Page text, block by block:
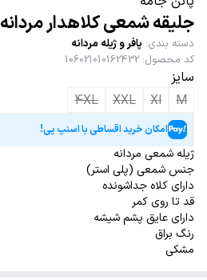
جلیقه شمعی کلاهدار مردانه
دسته بندی: پافر و ژیله مردانه
کد محصول:
106021010162432
سایز
M
Xl
XXL
4XL
امکان خرید اقساطی با اسنپ پی!
ژیله شمعی مردانه
جنس شمعی (پلی استر)
دارای کلاه جداشونده
قد تا روی کمر
دارای عایق پشم شیشه
رنگ براق
مشکی